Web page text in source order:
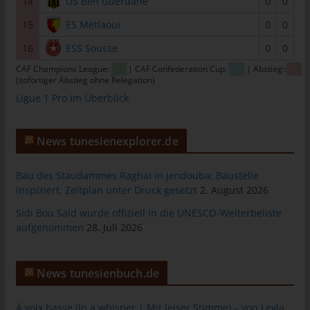
15
ES Métlaoui 0
0
16
ESS Sousse 0 0
CAF Champions League: | CAF Confederation Cup:
| Abstieg::
(sofortiger Abstieg ohne Relegation)
Ligue 1 Pro im Überblick
News tunesienexplorer.de
Bau des Staudammes Raghai in Jendouba: Baustelle
inspiziert, Zeitplan unter Druck gesetzt 2. August 2026
Sidi Bou Said wurde offiziell in die UNESCO-Welterbeliste
aufgenommen 28. Juli 2026
News tunesienbuch.de
tunesienfussball.de
Uwe Wassenberg
Rue 2 Mars
4022 Akouda - Tunesien
Telefon: +216 216 16 616
Die Internetseiten verwenden Cookies. Cookies sind
Textdateien, welche über einen Internetbrowser auf einem
Computersystem abgelegt und gespeichert werden.
Zahlreiche Internetseiten und Server verwenden Cookies. Viele
ist eine eindeutige Kennung des Cookies. Sie besteht aus einer
Zeichenfolge, durch welche Internetseiten und Server dem